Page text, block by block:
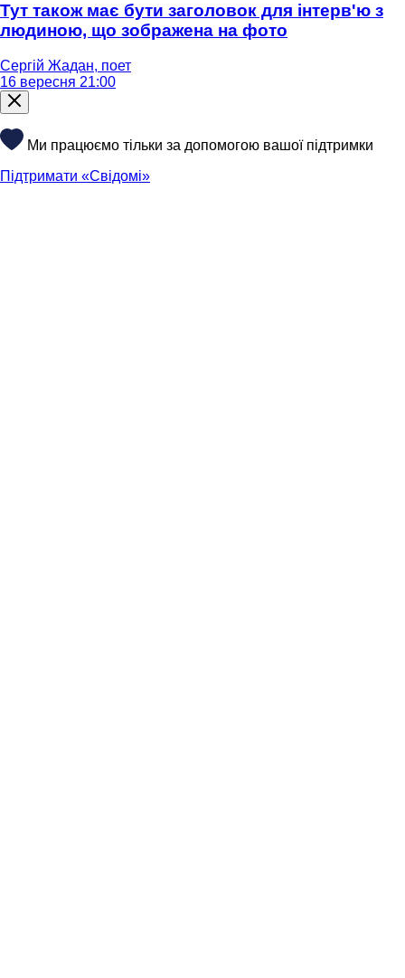
Тут також має бути заголовок для інтерв'ю з
людиною, що зображена на фото
Сергій Жадан, поет
16 вересня 21:00
Ми працюємо тільки за допомогою вашої підтримки
Підтримати «Свідомі»